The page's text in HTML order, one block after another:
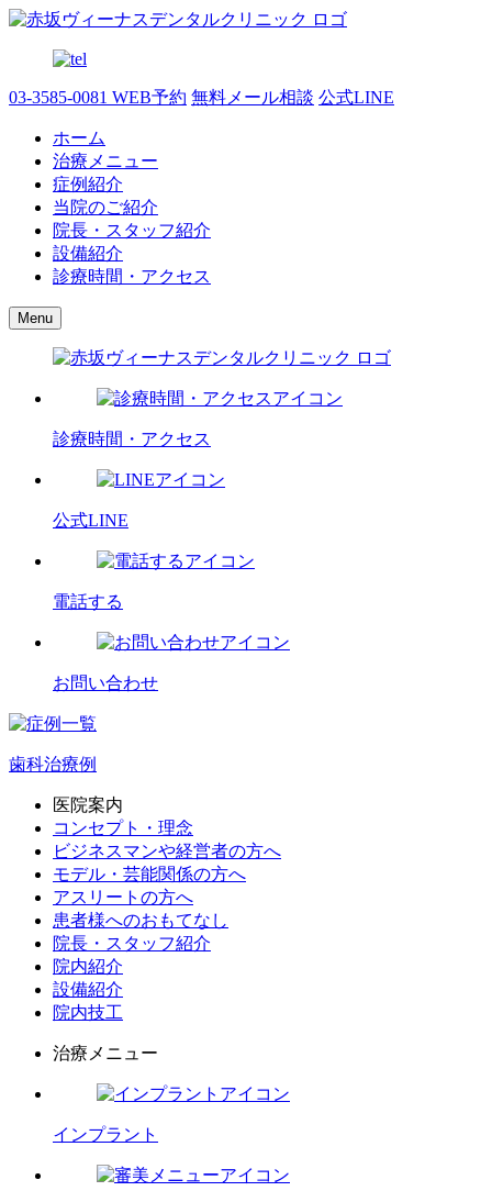
03-3585-0081 WEB予約 無料メール相談 公式LINE
ホーム
治療メニュー
症例紹介
当院のご紹介
院長・スタッフ紹介
設備紹介
診療時間・アクセス
Menu
診療時間・アクセス
公式LINE
電話する
お問い合わせ
歯科治療例
医院案内
コンセプト・理念
ビジネスマンや経営者の方へ
モデル・芸能関係の方へ
アスリートの方へ
患者様へのおもてなし
院長・スタッフ紹介
院内紹介
設備紹介
院内技工
治療メニュー
インプラント